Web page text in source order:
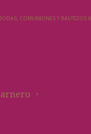
COMUNIONES Y BAUTIZOS !!